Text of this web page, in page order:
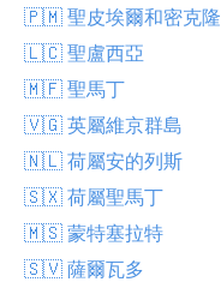
🇵🇲 聖皮埃爾和密克隆
🇱🇨 聖盧西亞
🇲🇫 聖馬丁
🇻🇬 英屬維京群島
🇳🇱 荷屬安的列斯
🇸🇽 荷屬聖馬丁
🇲🇸 蒙特塞拉特
🇸🇻 薩爾瓦多